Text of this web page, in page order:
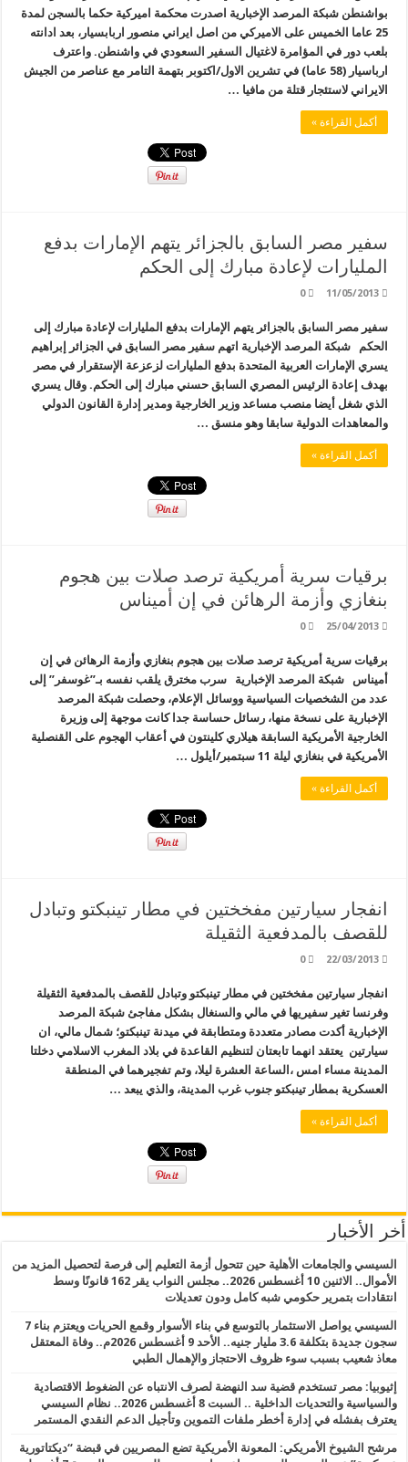
بواشنطن شبكة المرصد الإخبارية اصدرت محكمة اميركية حكما بالسجن لمدة
25 عاما الخميس على الاميركي من اصل ايراني منصور اربابسيار، بعد ادانته
بلعب دور في المؤامرة لاغتيال السفير السعودي في واشنطن. واعترف
ارباسيار (58 عاما) في تشرين الاول/اكتوبر بتهمة التامر مع عناصر من الجيش
الايراني لاستئجار قتلة من مافيا …
أكمل القراءة »
سفير مصر السابق بالجزائر يتهم الإمارات بدفع
المليارات لإعادة مبارك إلى الحكم
11/05/2013
0
سفير مصر السابق بالجزائر يتهم الإمارات بدفع المليارات لإعادة مبارك إلى
الحكم شبكة المرصد الإخبارية اتهم سفير مصر السابق في الجزائر إبراهيم
يسري الإمارات العربية المتحدة بدفع المليارات لزعزعة الإستقرار في مصر
بهدف إعادة الرئيس المصري السابق حسني مبارك إلى الحكم. وقال يسري
الذي شغل أيضا منصب مساعد وزير الخارجية ومدير إدارة القانون الدولي
والمعاهدات الدولية سابقا وهو منسق …
أكمل القراءة »
برقيات سرية أمريكية ترصد صلات بين هجوم
بنغازي وأزمة الرهائن في إن أميناس
25/04/2013
0
برقيات سرية أمريكية ترصد صلات بين هجوم بنغازي وأزمة الرهائن في إن
أميناس شبكة المرصد الإخبارية سرب مخترق يلقب نفسه بـ”غوسفر” إلى
عدد من الشخصيات السياسية ووسائل الإعلام، وحصلت شبكة المرصد
الإخبارية على نسخة منها، رسائل حساسة جدا كانت موجهة إلى وزيرة
الخارجية الأمريكية السابقة هيلاري كلينتون في أعقاب الهجوم على القنصلية
الأمريكية في بنغازي ليلة 11 سبتمبر/أيلول …
أكمل القراءة »
انفجار سيارتين مفخختين في مطار تينبكتو وتبادل
للقصف بالمدفعية الثقيلة
22/03/2013
0
انفجار سيارتين مفخختين في مطار تينبكتو وتبادل للقصف بالمدفعية الثقيلة
وفرنسا تغير سفيريها في مالي والسنغال بشكل مفاجئ شبكة المرصد
الإخبارية أكدت مصادر متعددة ومتطابقة في ميدنة تينبكتو؛ شمال مالي، ان
سيارتين يعتقد انهما تابعتان لتنظيم القاعدة في بلاد المغرب الاسلامي دخلتا
المدينة مساء امس ،الساعة العشرة ليلا، وتم تفجيرهما في المنطقة
العسكرية بمطار تينبكتو جنوب غرب المدينة، والذي يبعد …
أكمل القراءة »
أخر الأخبار
السيسي والجامعات الأهلية حين تتحول أزمة التعليم إلى فرصة لتحصيل المزيد من
الأموال.. الاثنين 10 أغسطس 2026.. مجلس النواب يقر 162 قانونًا وسط
انتقادات بتمرير حكومي شبه كامل ودون تعديلات
السيسي يواصل الاستثمار بالتوسع في بناء الأسوار وقمع الحريات ويعتزم بناء 7
سجون جديدة بتكلفة 3.6 مليار جنيه.. الأحد 9 أغسطس 2026م.. وفاة المعتقل
معاذ شعيب بسبب سوء ظروف الاحتجاز والإهمال الطبي
إثيوبيا: مصر تستخدم قضية سد النهضة لصرف الانتباه عن الضغوط الاقتصادية
والسياسية والتحديات الداخلية .. السبت 8 أغسطس 2026.. نظام السيسي
يعترف بفشله في إدارة أخطر ملفات التموين وتأجيل الدعم النقدي المستمر
مرشح الشيوخ الأمريكي: المعونة الأمريكية تضع المصريين في قبضة “ديكتاتورية